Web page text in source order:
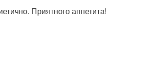
Приятного аппетита!